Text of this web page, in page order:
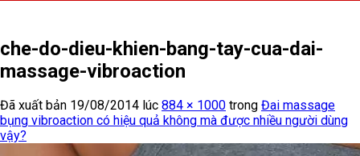
che-do-dieu-khien-bang-tay-cua-dai-
massage-vibroaction
Đã xuất bản 19/08/2014 lúc 884 × 1000 trong Đai massage
bụng vibroaction có hiệu quả không mà được nhiều người dùng
vậy?